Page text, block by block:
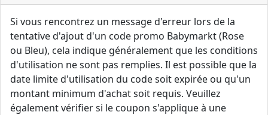
Si vous rencontrez un message d'erreur lors de la
tentative d'ajout d'un code promo Babymarkt (Rose
ou Bleu), cela indique généralement que les conditions
d'utilisation ne sont pas remplies. Il est possible que la
date limite d'utilisation du code soit expirée ou qu'un
montant minimum d'achat soit requis. Veuillez
également vérifier si le coupon s'applique à une